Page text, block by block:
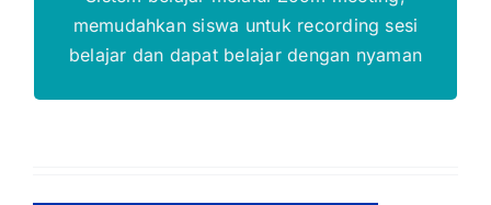
memudahkan siswa untuk recording sesi
belajar dan dapat belajar dengan nyaman